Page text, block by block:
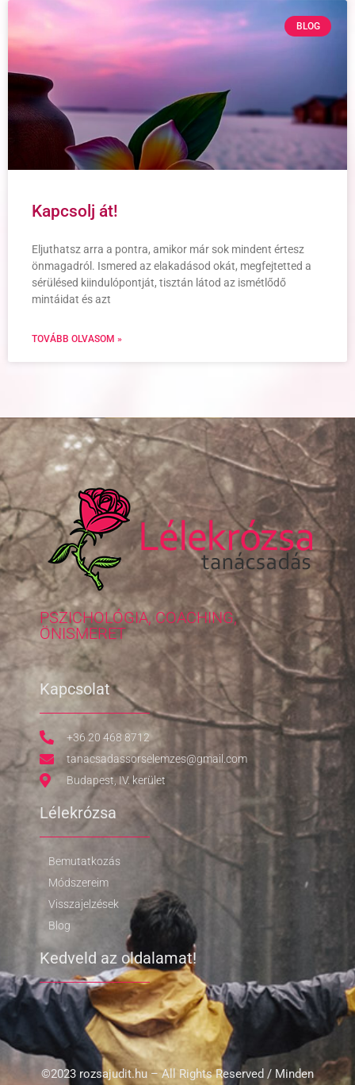
BLOG
Kapcsolj át!
Eljuthatsz arra a pontra, amikor már sok mindent értesz
önmagadról. Ismered az elakadásod okát, megfejtetted a
sérülésed kiindulópontját, tisztán látod az ismétlődő
mintáidat és azt
TOVÁBB OLVASOM »
PSZICHOLÓGIA, COACHING,
ÖNISMERET
Kapcsolat
+36 20 468 8712
tanacsadassorselemzes@gmail.com
Budapest, IV. kerület
Lélekrózsa
Bemutatkozás
Módszereim
Visszajelzések
Blog
Kedveld az oldalamat!
©2023 rozsajudit.hu – All Rights Reserved / Minden